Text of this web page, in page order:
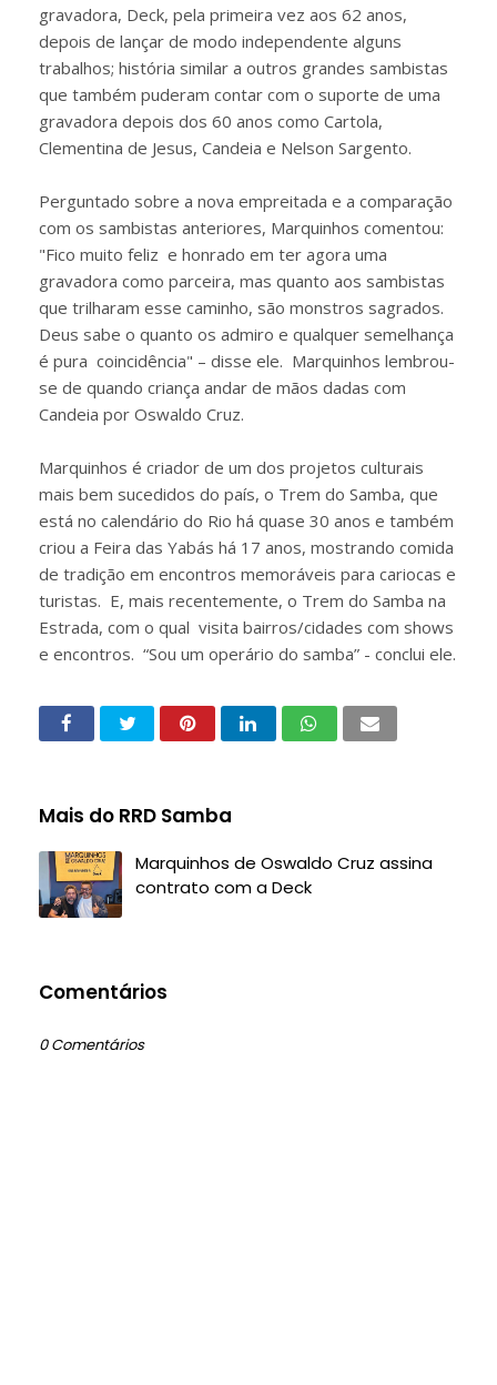
gravadora, Deck, pela primeira vez aos 62 anos,
depois de lançar de modo independente alguns
trabalhos; história similar a outros grandes sambistas
que também puderam contar com o suporte de uma
gravadora depois dos 60 anos como Cartola,
Clementina de Jesus, Candeia e Nelson Sargento.
Perguntado sobre a nova empreitada e a comparação
com os sambistas anteriores, Marquinhos comentou:
"Fico muito feliz e honrado em ter agora uma
gravadora como parceira, mas quanto aos sambistas
que trilharam esse caminho, são monstros sagrados.
Deus sabe o quanto os admiro e qualquer semelhança
é pura coincidência" – disse ele. Marquinhos lembrou-
se de quando criança andar de mãos dadas com
Candeia por Oswaldo Cruz.
Marquinhos é criador de um dos projetos culturais
mais bem sucedidos do país, o Trem do Samba, que
está no calendário do Rio há quase 30 anos e também
criou a Feira das Yabás há 17 anos, mostrando comida
de tradição em encontros memoráveis para cariocas e
turistas. E, mais recentemente, o Trem do Samba na
Estrada, com o qual visita bairros/cidades com shows
e encontros. “Sou um operário do samba” - conclui ele.
Mais do RRD Samba
Marquinhos de Oswaldo Cruz assina
contrato com a Deck
Comentários
0 Comentários